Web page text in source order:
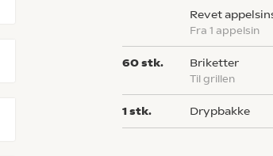
revet
fra 1 appelsin
60stk. briketter
til grillen
1stk. drypbakke